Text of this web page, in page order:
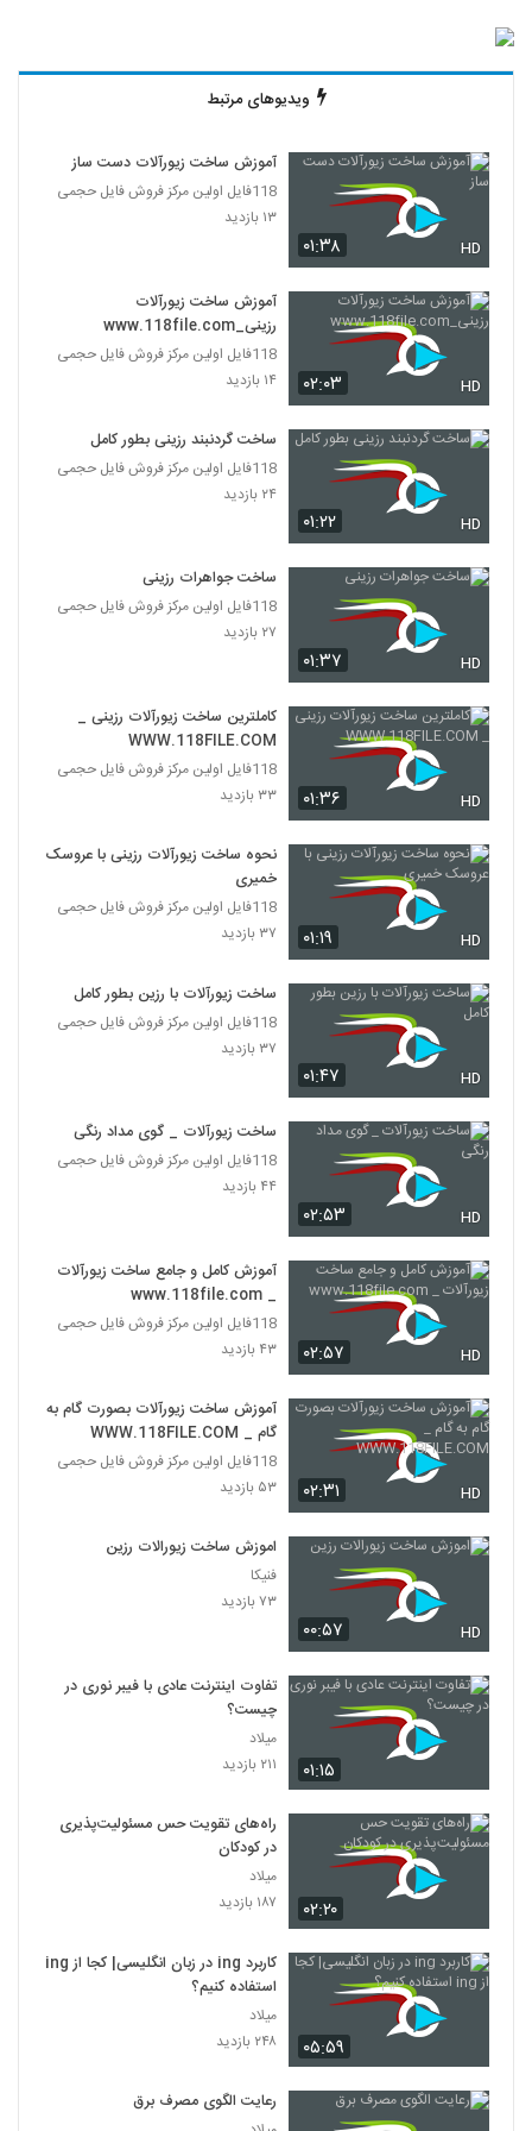
ویدیوهای مرتبط
۰۱:۳۸ HD
آموزش ساخت زیورآلات دست ساز
118فایل اولین مرکز فروش فایل حجمی
۱۳ بازدید
۰۲:۰۳ HD
آموزش ساخت زیورآلات
رزینی_www.118file.com
118فایل اولین مرکز فروش فایل حجمی
۱۴ بازدید
۰۱:۲۲ HD
ساخت گردنبند رزینی بطور کامل
118فایل اولین مرکز فروش فایل حجمی
۲۴ بازدید
۰۱:۳۷ HD
ساخت جواهرات رزینی
118فایل اولین مرکز فروش فایل حجمی
۲۷ بازدید
۰۱:۳۶ HD
کاملترین ساخت زیورآلات رزینی _
WWW.118FILE.COM
118فایل اولین مرکز فروش فایل حجمی
۳۳ بازدید
۰۱:۱۹ HD
نحوه ساخت زیورآلات رزینی با عروسک
خمیری
118فایل اولین مرکز فروش فایل حجمی
۳۷ بازدید
۰۱:۴۷ HD
ساخت زیورآلات با رزین بطور کامل
118فایل اولین مرکز فروش فایل حجمی
۳۷ بازدید
۰۲:۵۳ HD
ساخت زیورآلات _ گوی مداد رنگی
118فایل اولین مرکز فروش فایل حجمی
۴۴ بازدید
۰۲:۵۷ HD
آموزش کامل و جامع ساخت زیورآلات
_ www.118file.com
118فایل اولین مرکز فروش فایل حجمی
۴۳ بازدید
۰۲:۳۱ HD
آموزش ساخت زیورآلات بصورت گام به
گام _ WWW.118FILE.COM
118فایل اولین مرکز فروش فایل حجمی
۵۳ بازدید
۰۰:۵۷ HD
اموزش ساخت زیورالات رزین
فنیکا
۷۳ بازدید
۰۱:۱۵
تفاوت اینترنت عادی با فیبر نوری در
چیست؟
میلاد
۲۱۱ بازدید
۰۲:۲۰
راه‌های تقویت حس مسئولیت‌پذیری
در کودکان
میلاد
۱۸۷ بازدید
۰۵:۵۹
کاربرد ing در زبان انگلیسی| کجا از ing
استفاده کنیم؟
میلاد
۲۴۸ بازدید
رعایت الگوی مصرف برق